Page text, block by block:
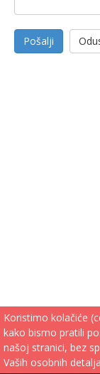
Pošalji
Koristimo kolačiće
kako bismo pratili
našoj stranici, bez
Vaših osobnih